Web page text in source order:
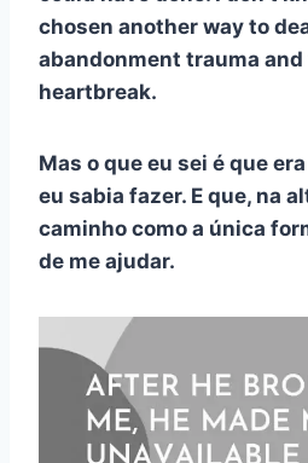
chosen another way to
abandonment trauma
heartbreak.
Mas o que eu sei é que
eu sabia fazer. E que, na
caminho como a única
de me ajudar.